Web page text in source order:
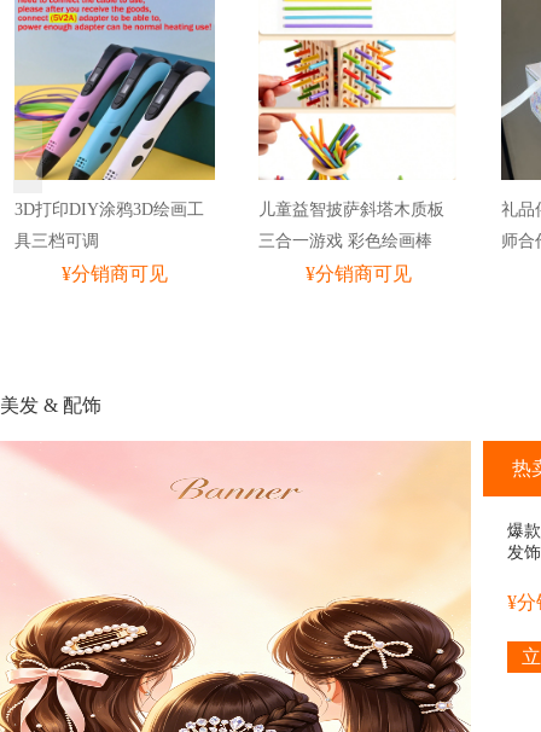
3D打印DIY涂鸦3D绘画工
具三档可调
¥分销商可见
儿童益智披萨斜塔木质板
三合一游戏 彩色绘画棒
¥分销商可见
礼品
师合
美发 & 配饰
热
爆
发
¥分